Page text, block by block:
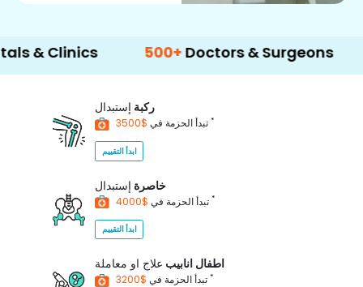
500+ Doctors & Surgeons 14+
ركبة إستبدال
تبدأ الحزمة في *
ابدأ التقييم
خاصرة إستبدال
تبدأ الحزمة في *
ابدأ التقييم
اطفال انابيب علاج او معاملة
تبدأ الحزمة في *